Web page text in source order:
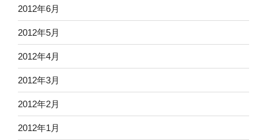
2012年6月
2012年5月
2012年4月
2012年3月
2012年2月
2012年1月